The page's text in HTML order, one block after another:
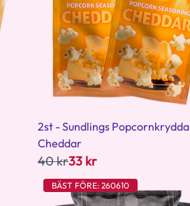
2st - Sundlings Popcornkrydda
Cheddar
40 kr33 kr
BÄST FÖRE: 260610